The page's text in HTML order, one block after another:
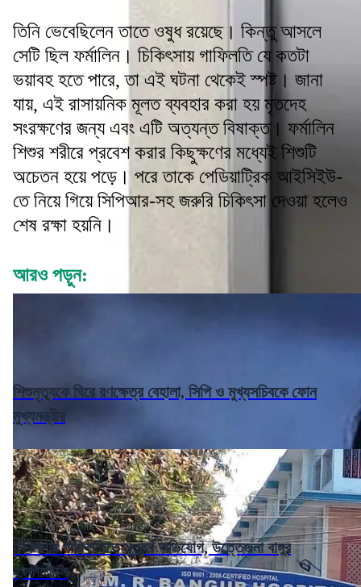
তিনি ভেবেছিলেন তাতে ওষুধ রয়েছে। কিন্তু আসলে
সেটি ছিল ফর্মালিন। চিকিৎসায় গাফিলতি যে কতটা
ভয়াবহ হতে পারে, তা এই ঘটনা থেকেই স্পষ্ট। জানা
যায়, এই রাসায়নিক মূলত ব্যবহার করা হয় মৃতদেহ
সংরক্ষণের জন্য এবং এটি অত্যন্ত বিষাক্ত। ফর্মালিন
শিশুর শরীরে প্রবেশ করার কিছুক্ষণের মধ্যেই শিশুটি
অচেতন হয়ে পড়ে। পরে তাকে পেডিয়াট্রিক আইসিইউ-
তে নিয়ে গিয়ে সিপিআর-সহ জরুরি চিকিৎসা দেওয়া হলেও
শেষ রক্ষা হয়নি।
আরও পড়ুন:
শিশুমৃত্যুকে ঘিরে রণক্ষেত্র বেহালা, সিপি ও মুখ্যসচিবকে ফোন
মুখ্যমন্ত্রীর
চিকিৎসার গাফিলতিতে মৃত্যুর অভিযোগ, উত্তেজনা বাঙ্গুর
হাসপাতালে